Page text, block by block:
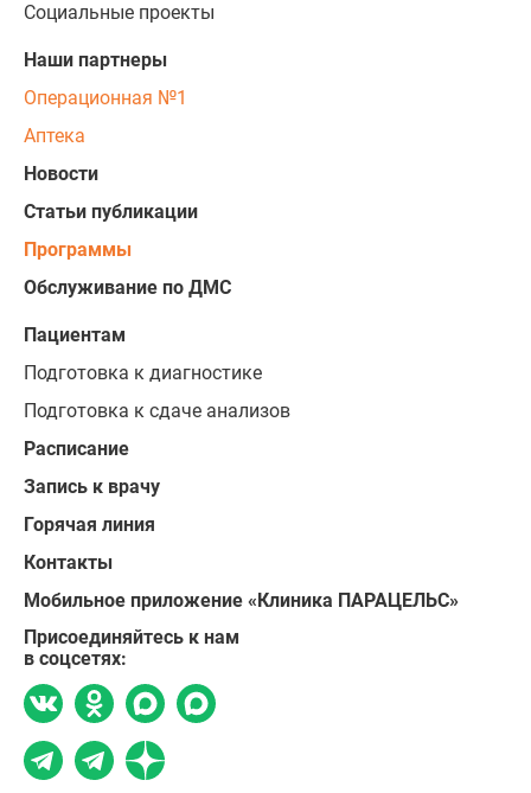
Социальные проекты
Наши партнеры
Операционная №1
Аптека
Новости
Статьи публикации
Программы
Обслуживание по ДМС
Пациентам
Подготовка к диагностике
Подготовка к сдаче анализов
Расписание
Запись к врачу
Горячая линия
Контакты
Мобильное приложение «Клиника ПАРАЦЕЛЬС»
Присоединяйтесь к нам
в соцсетях: